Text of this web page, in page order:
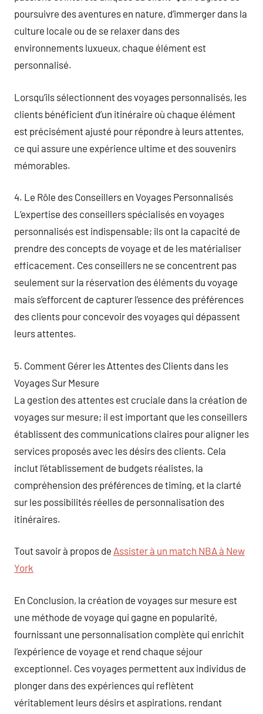
poursuivre des aventures en nature, d’immerger dans la
culture locale ou de se relaxer dans des
environnements luxueux, chaque élément est
personnalisé.
Lorsqu’ils sélectionnent des voyages personnalisés, les
clients bénéficient d’un itinéraire où chaque élément
est précisément ajusté pour répondre à leurs attentes,
ce qui assure une expérience ultime et des souvenirs
mémorables.
4. Le Rôle des Conseillers en Voyages Personnalisés
L’expertise des conseillers spécialisés en voyages
personnalisés est indispensable; ils ont la capacité de
prendre des concepts de voyage et de les matérialiser
efficacement. Ces conseillers ne se concentrent pas
seulement sur la réservation des éléments du voyage
mais s’efforcent de capturer l’essence des préférences
des clients pour concevoir des voyages qui dépassent
leurs attentes.
5. Comment Gérer les Attentes des Clients dans les
Voyages Sur Mesure
La gestion des attentes est cruciale dans la création de
voyages sur mesure; il est important que les conseillers
établissent des communications claires pour aligner les
services proposés avec les désirs des clients. Cela
inclut l’établissement de budgets réalistes, la
compréhension des préférences de timing, et la clarté
sur les possibilités réelles de personnalisation des
itinéraires.
Tout savoir à propos de Assister à un match NBA à New
York
En Conclusion, la création de voyages sur mesure est
une méthode de voyage qui gagne en popularité,
fournissant une personnalisation complète qui enrichit
l’expérience de voyage et rend chaque séjour
exceptionnel. Ces voyages permettent aux individus de
plonger dans des expériences qui reflètent
véritablement leurs désirs et aspirations, rendant